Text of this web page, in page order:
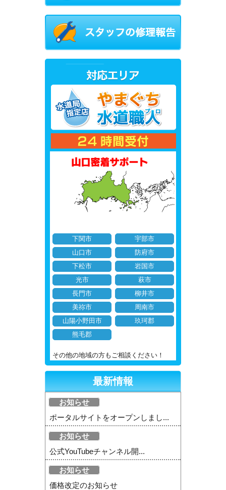
下関市
宇部市
山口市
防府市
下松市
岩国市
光市
萩市
長門市
柳井市
美祢市
周南市
山陽小野田市
玖珂郡
熊毛郡
その他の地域の方もご相談ください！
最新情報
お知らせ
ポータルサイトをオープンしまし...
お知らせ
公式YouTubeチャンネル開...
お知らせ
価格改定のお知らせ